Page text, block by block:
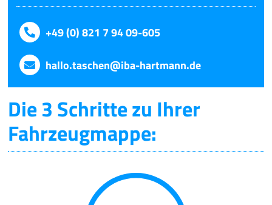
+49 (0) 821 7 94 09-605
hallo.taschen@iba-hartmann.de
Die 3 Schritte zu Ihrer
Fahrzeugmappe: